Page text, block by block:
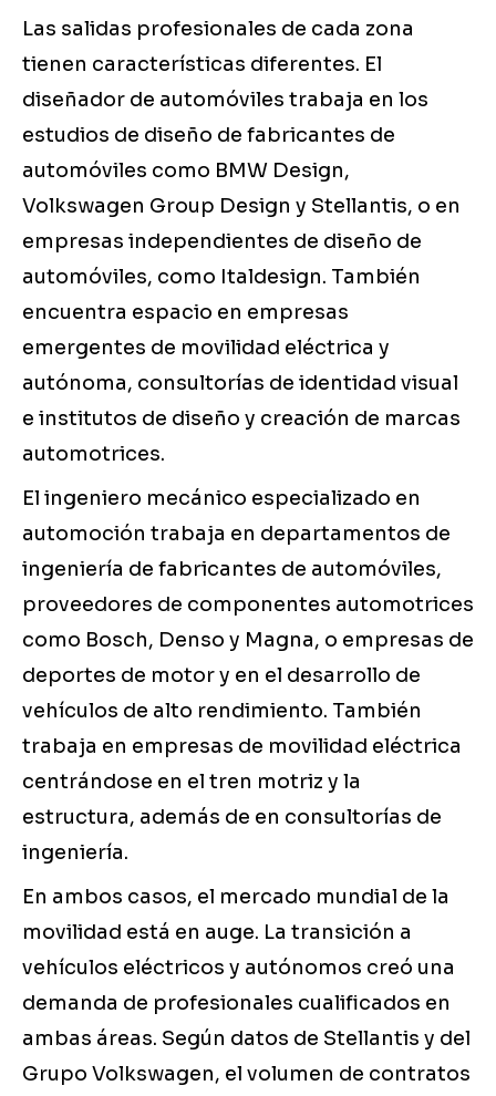
Las salidas profesionales de cada zona
tienen características diferentes. El
diseñador de automóviles trabaja en los
estudios de diseño de fabricantes de
automóviles como BMW Design,
Volkswagen Group Design y Stellantis, o en
empresas independientes de diseño de
automóviles, como Italdesign. También
encuentra espacio en empresas
emergentes de movilidad eléctrica y
autónoma, consultorías de identidad visual
e institutos de diseño y creación de marcas
automotrices.
El ingeniero mecánico especializado en
automoción trabaja en departamentos de
ingeniería de fabricantes de automóviles,
proveedores de componentes automotrices
como Bosch, Denso y Magna, o empresas de
deportes de motor y en el desarrollo de
vehículos de alto rendimiento. También
trabaja en empresas de movilidad eléctrica
centrándose en el tren motriz y la
estructura, además de en consultorías de
ingeniería.
En ambos casos, el mercado mundial de la
movilidad está en auge. La transición a
vehículos eléctricos y autónomos creó una
demanda de profesionales cualificados en
ambas áreas. Según datos de Stellantis y del
Grupo Volkswagen, el volumen de contratos